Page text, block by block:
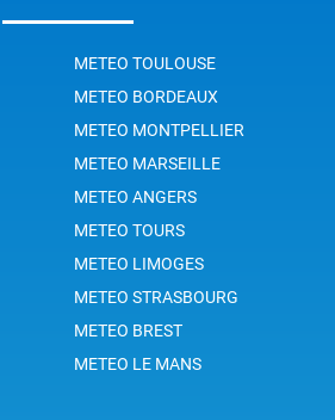
METEO TOULOUSE
METEO BORDEAUX
METEO MONTPELLIER
METEO MARSEILLE
METEO ANGERS
METEO TOURS
METEO LIMOGES
METEO STRASBOURG
METEO BREST
METEO LE MANS